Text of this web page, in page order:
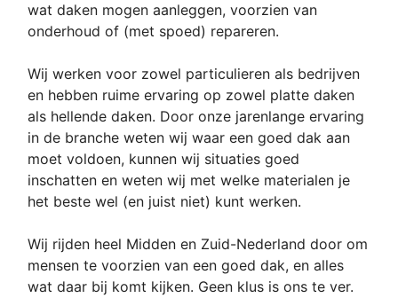
wat daken mogen aanleggen, voorzien van
onderhoud of (met spoed) repareren.
Wij werken voor zowel particulieren als bedrijven
en hebben ruime ervaring op zowel platte daken
als hellende daken. Door onze jarenlange ervaring
in de branche weten wij waar een goed dak aan
moet voldoen, kunnen wij situaties goed
inschatten en weten wij met welke materialen je
het beste wel (en juist niet) kunt werken.
Wij rijden heel Midden en Zuid-Nederland door om
mensen te voorzien van een goed dak, en alles
wat daar bij komt kijken. Geen klus is ons te ver.